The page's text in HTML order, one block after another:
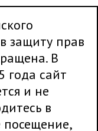
защиту прав
В
года сайт
и не
в
посещение,